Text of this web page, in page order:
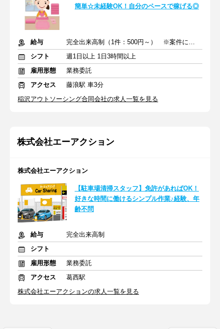
簡単☆未経験OK！自分のペースで稼げる◎
給与
完全出来高制（1件：500円～） ※案件により異なる場合あり
シフト
週1日以上 1日3時間以上
雇用形態
業務委託
アクセス
藤浪駅 車3分
稲沢アウトソーシング合同会社の求人一覧を見る
株式会社エーアクション
株式会社エーアクション
【駐車場清掃スタッフ】免許があればOK！
好きな時間に働けるシンプル作業♪経験、年
齢不問
給与
完全出来高制
シフト
雇用形態
業務委託
アクセス
葛西駅
株式会社エーアクションの求人一覧を見る